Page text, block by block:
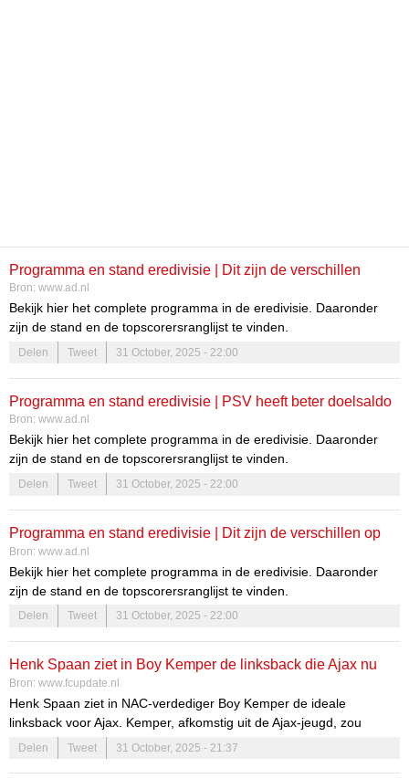
Programma en stand eredivisie | Dit zijn de verschillen
tussen PSV, Feyenoord en Ajax op de ranglijst
Bron: www.ad.nl
Bekijk hier het complete programma in de eredivisie. Daaronder
zijn de stand en de topscorersranglijst te vinden.
Delen Tweet 31 October, 2025 - 22:00
Programma en stand eredivisie | PSV heeft beter doelsaldo
dan Feyenoord: de verschillen op de ranglijst
Bron: www.ad.nl
Bekijk hier het complete programma in de eredivisie. Daaronder
zijn de stand en de topscorersranglijst te vinden.
Delen Tweet 31 October, 2025 - 22:00
Programma en stand eredivisie | Dit zijn de verschillen op
de ranglijst tussen koploper PSV, Feyenoord en Ajax
Bron: www.ad.nl
Bekijk hier het complete programma in de eredivisie. Daaronder
zijn de stand en de topscorersranglijst te vinden.
Delen Tweet 31 October, 2025 - 22:00
Henk Spaan ziet in Boy Kemper de linksback die Ajax nu
mist: 'Ik denk het al maanden'
Bron: www.fcupdate.nl
Henk Spaan ziet in NAC-verdediger Boy Kemper de ideale
linksback voor Ajax. Kemper, afkomstig uit de Ajax-jeugd, zou
volgens Spaan een waardevolle toevoeging zijn voor de
Amsterdammers. Lees meer over Spaan's visie in zijn column voor
Delen Tweet 31 October, 2025 - 21:37